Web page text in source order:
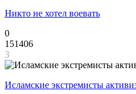
Никто не хотел воевать
0
151406
3
Исламские экстремисты